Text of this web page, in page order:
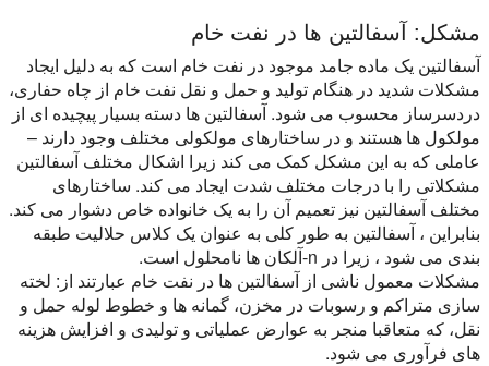
مشکل: آسفالتین ها در نفت خام
آسفالتین یک ماده جامد موجود در نفت خام است که به دلیل ایجاد
مشکلات شدید در هنگام تولید و حمل و نقل نفت خام از چاه حفاری،
دردسرساز محسوب می شود. آسفالتین ها دسته بسیار پیچیده ای از
مولکول ها هستند و در ساختارهای مولکولی مختلف وجود دارند –
عاملی که به این مشکل کمک می کند زیرا اشکال مختلف آسفالتین
مشکلاتی را با درجات مختلف شدت ایجاد می کند. ساختارهای
مختلف آسفالتین نیز تعمیم آن را به یک خانواده خاص دشوار می کند.
بنابراین ، آسفالتین به طور کلی به عنوان یک کلاس حلالیت طبقه
بندی می شود ، زیرا در n-آلکان ها نامحلول است.
مشکلات معمول ناشی از آسفالتین ها در نفت خام عبارتند از: لخته
سازی متراکم و رسوبات در مخزن، گمانه ها و خطوط لوله حمل و
نقل، که متعاقبا منجر به عوارض عملیاتی و تولیدی و افزایش هزینه
های فرآوری می شود.